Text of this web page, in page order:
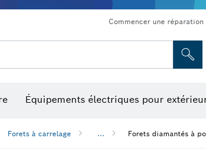
Commencer une réparation
Équipements électriques pour
Forets à carrelage ... Forets diamantés à